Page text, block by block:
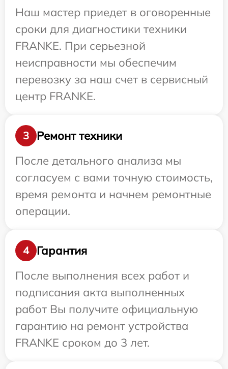
Наш мастер приедет в оговоренные
сроки для диагностики техники
FRANKE. При серьезной
неисправности мы обеспечим
перевозку за наш счет в сервисный
центр FRANKE.
3
Ремонт техники
После детального анализа мы
согласуем с вами точную стоимость,
время ремонта и начнем ремонтные
операции.
4
Гарантия
После выполнения всех работ и
подписания акта выполненных
работ Вы получите официальную
гарантию на ремонт устройства
FRANKE сроком до 3 лет.